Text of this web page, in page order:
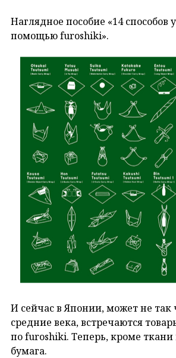
Наглядное пособие «14 способов
помощью furoshiki».
И сейчас в Японии, может не так
средние века, встречаются
по furoshiki. Теперь, кроме ткани
бумага.